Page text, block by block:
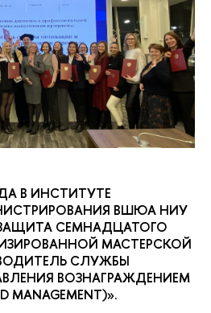
В ИНСТИТУТЕ
ВШЮА НИУ
СЕМНАДЦАТОГО
МАСТЕРСКОЙ
СЛУЖБЫ
ВОЗНАГРАЖДЕНИЕМ